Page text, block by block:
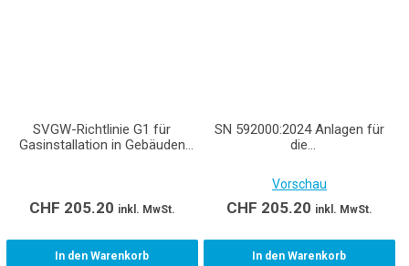
SVGW-Richtlinie G1 für
Gasinstallation in Gebäuden
CHF 205.20 inkl. MwSt.
In den Warenkorb
SN 592000:2024 Anlagen für
die
Vorschau
CHF 205.20 inkl. MwSt.
In den Warenkorb